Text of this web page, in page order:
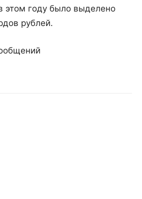
этом году было выделено
рублей.